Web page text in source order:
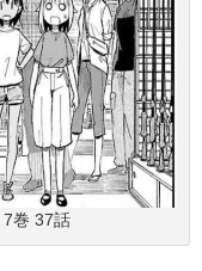
7巻 37話